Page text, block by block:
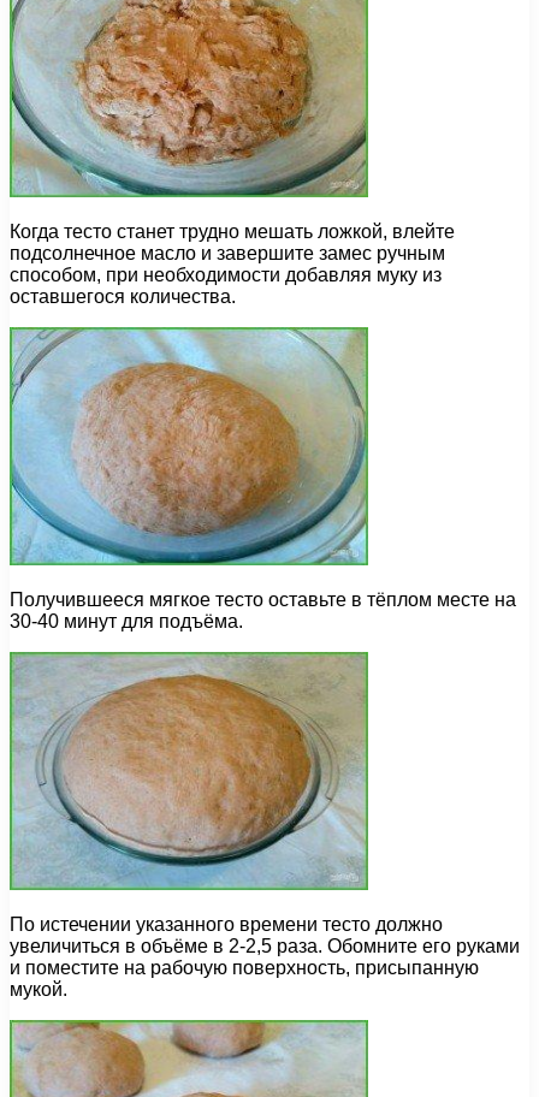
Когда тесто станет трудно мешать ложкой, влейте
подсолнечное масло и завершите замес ручным
способом, при необходимости добавляя муку из
оставшегося количества.
Получившееся мягкое тесто оставьте в тёплом месте на
30-40 минут для подъёма.
По истечении указанного времени тесто должно
увеличиться в объёме в 2-2,5 раза. Обомните его руками
и поместите на рабочую поверхность, присыпанную
мукой.